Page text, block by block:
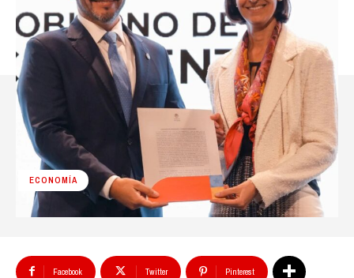
ECONOMÍA
Facebook Twitter Pinterest